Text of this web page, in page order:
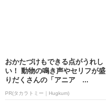
おかたづけもできる点がうれし
い！ 動物の鳴き声やセリフが盛
りだくさんの「アニア ...
PR(タカラトミー｜Hugkum)